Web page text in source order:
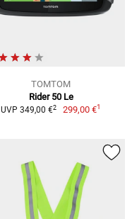
TOMTOM
Rider 50 Le
UVP 349,00 €2 299,00 €1